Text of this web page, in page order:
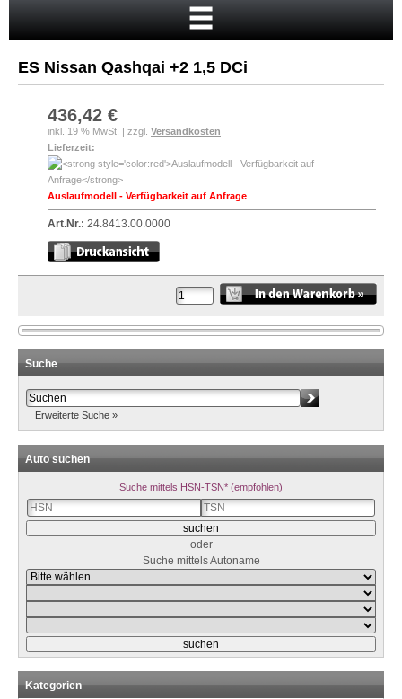
Neukunde?
Kasse
Anmelden
ES Nissan Qashqai +2 1,5 DCi
436,42 €
inkl. 19 % MwSt. | zzgl. Versandkosten
Lieferzeit:
Auslaufmodell - Verfügbarkeit auf Anfrage
Art.Nr.: 24.8413.00.0000
Suche
Erweiterte Suche »
Auto suchen
Suche mittels HSN-TSN* (empfohlen)
oder
Suche mittels Autoname
Kategorien